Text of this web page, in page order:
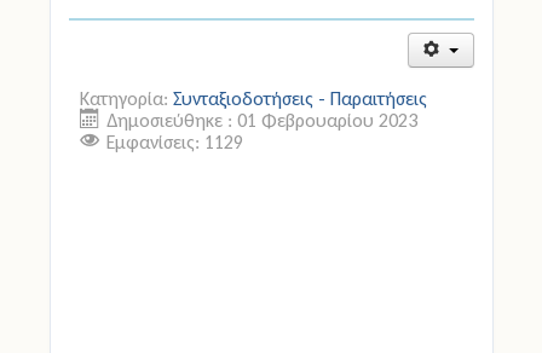
Κατηγορία: Συνταξιοδοτήσεις - Παραιτήσεις
Δημοσιεύθηκε : 01 Φεβρουαρίου 2023
Εμφανίσεις: 1129